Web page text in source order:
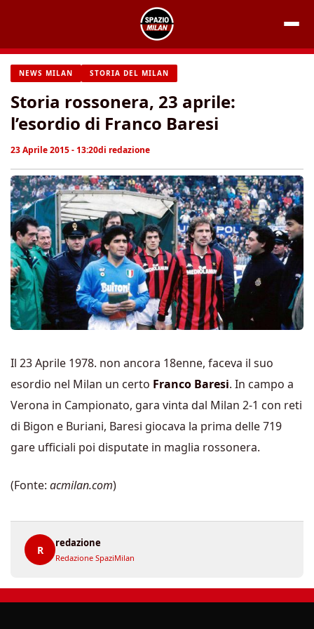
contenuto
NEWS MILAN STORIA DEL MILAN
Storia rossonera, 23 aprile:
l’esordio di Franco Baresi
23 Aprile 2015 - 13:20di redazione
Il 23 Aprile 1978. non ancora 18enne, faceva il suo
esordio nel Milan un certo Franco Baresi. In campo a
Verona in Campionato, gara vinta dal Milan 2-1 con reti
di Bigon e Buriani, Baresi giocava la prima delle 719
gare ufficiali poi disputate in maglia rossonera.
(Fonte: acmilan.com)
R
redazione
Redazione SpaziMilan